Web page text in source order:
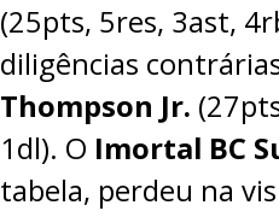
(25pts, 5res, 3ast,
diligências
Thompson Jr.
1dl). O Imortal BC
tabela, perdeu na